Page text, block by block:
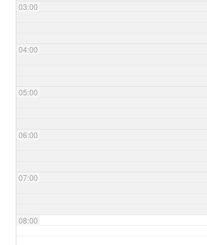
03:00
04:00
05:00
06:00
07:00
08:00